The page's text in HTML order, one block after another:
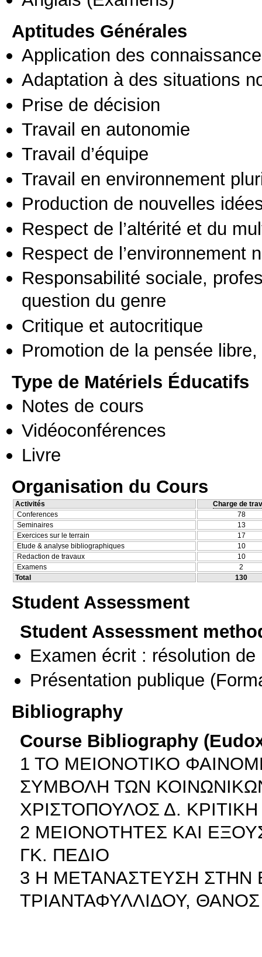
Aptitudes Générales
Application des
Adaptation à des situations
Prise de décision
Travail en autonomie
Travail d’équipe
Travail en environnement
Production de nouvelles
Respect de l’altérité et du
Respect de l’environnement
Responsabilité sociale,
question du genre
Critique et autocritique
Promotion de la pensée
Type de Matériels Éducatifs
Notes de cours
Vidéoconférences
Livre
Organisation du Cours
Activités
Charge de
Conferences
78
Seminaires
13
Exercices sur le terrain
17
Etude & analyse bibliographiques
10
Redaction de travaux
10
Examens
2
Total
130
Student Assessment
Student Assessment
Examen écrit : résolution de
Présentation publique
Bibliography
Course Bibliography
1 ΤΟ ΜΕΙΟΝΟΤΙΚΟ
ΣΥΜΒΟΛΗ ΤΩΝ
ΧΡΙΣΤΟΠΟΥΛΟΣ Δ.
2 ΜΕΙΟΝΟΤΗΤΕΣ ΚΑΙ
ΓΚ. ΠΕΔΙΟ
3 Η ΜΕΤΑΝΑΣΤΕΥΣΗ ΣΤΗΝ
ΤΡΙΑΝΤΑΦΥΛΛΙΔΟΥ,